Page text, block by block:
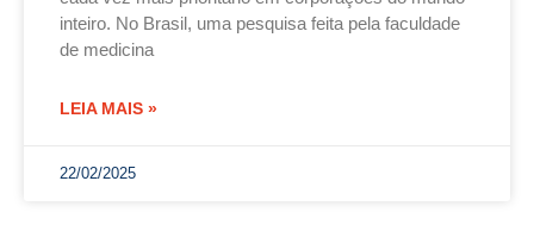
inteiro. No Brasil, uma pesquisa feita pela faculdade
de medicina
LEIA MAIS »
22/02/2025